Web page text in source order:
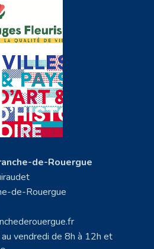
de-Rouergue
de-Rouergue
vendredi de 8h à 12h et